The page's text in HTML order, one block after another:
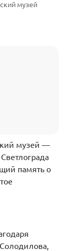
музей
музей —
память о